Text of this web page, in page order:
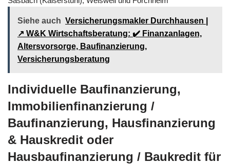
Siehe auch Versicherungsmakler Durchhausen |
↗️ W&K Wirtschaftsberatung: ✔️ Finanzanlagen,
Altersvorsorge, Baufinanzierung,
Versicherungsberatung
Individuelle Baufinanzierung,
Immobilienfinanzierung /
Baufinanzierung, Hausfinanzierung
& Hauskredit oder
Hausbaufinanzierung / Baukredit für